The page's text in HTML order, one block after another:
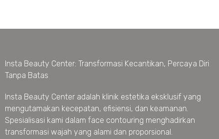
Insta Beauty Center: Transformasi Kecantikan, Percaya Diri
Tanpa Batas
Insta Beauty Center adalah klinik estetika eksklusif yang
mengutamakan kecepatan, efisiensi, dan keamanan.
Spesialisasi kami dalam face contouring menghadirkan
transformasi wajah yang alami dan proporsional.